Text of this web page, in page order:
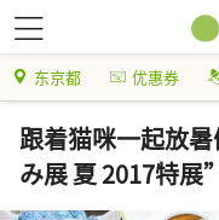
东京都 优惠券
跟着猫咪一起放
み展 夏 2017特展”